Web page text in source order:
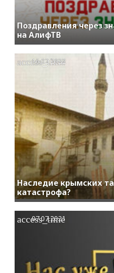
Поздравления через
на АлифТВ
Наследие крымских
катастрофа?
access_time
16.02.2022
access_time
07.07.2021